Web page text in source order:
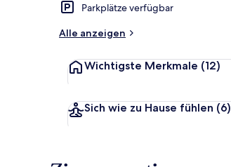
Parkplätze verfügbar
Alle anzeigen
Wichtigste Merkmale (12)
Sich wie zu Hause fühlen (6)